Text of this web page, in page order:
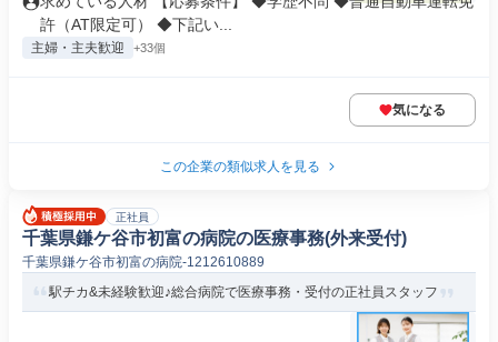
許（AT限定可） ◆下記い...
主婦・主夫歓迎 +33個
気になる
この企業の類似求人を見る
正社員
千葉県鎌ケ谷市初富の病院の医療事務(外来受付)
千葉県鎌ケ谷市初富の病院-1212610889
駅チカ&未経験歓迎♪総合病院で医療事務・受付の正社員スタッフ